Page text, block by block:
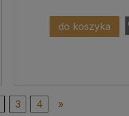
do koszyka
3 4 »